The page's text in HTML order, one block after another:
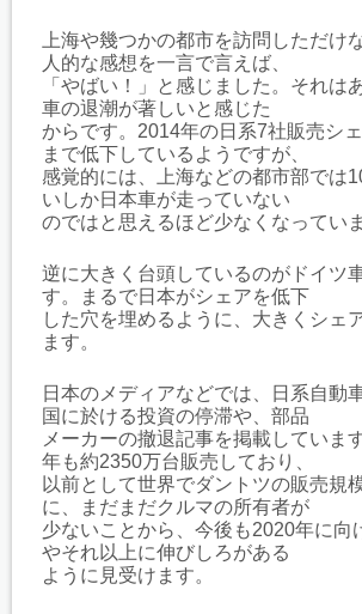
上海や幾つかの都市を訪問しただけ
人的な感想を一言で言えば、
「やばい！」と感じました。それは
車の退潮が著しいと感じた
からです。2014年の日系7社販売シ
まで低下しているようですが、
感覚的には、上海などの都市部では
いしか日本車が走っていない
のではと思えるほど少なくなっていま
逆に大きく台頭しているのがドイツ
す。まるで日本がシェアを低下
した穴を埋めるように、大きくシェ
ます。
日本のメディアなどでは、日系自動
国に於ける投資の停滞や、部品
メーカーの撤退記事を掲載していま
年も約2350万台販売しており、
以前として世界でダントツの販売規
に、まだまだクルマの所有者が
少ないことから、今後も2020年に向
やそれ以上に伸びしろがある
ように見受けます。